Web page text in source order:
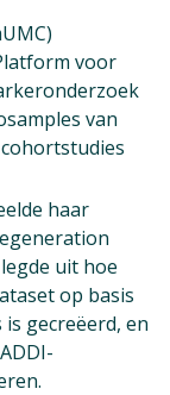
voor
van
haar
uit hoe
op basis
is gecreëerd, en